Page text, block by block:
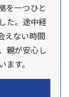
を一つひと
た。途中経
えない時間
親が安心し
す。